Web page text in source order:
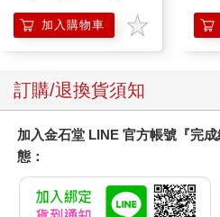
的一環。數學是理性解釋事物的實
瞭解數學如何做到這一點。
這本書中並沒有充斥著公式和希臘
到幾條公式。這是一本探討數學思
教科書。如果可以的話，我寧可畫
而非提供一連串複雜的計算過程。
學，學習效果遠勝於聽老師講數學
「課後作業」，提供方法讓大家測
步探索該章主題。課後作業雖然不
加入購物車
膝
訂購/退換貨須知
加入金石堂 LINE 官方帳號『完
態：